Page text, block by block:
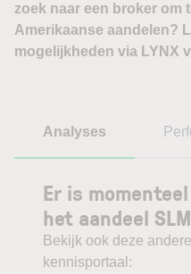
zoek naar een broker om
Amerikaanse aandelen?
mogelijkheden via LYNX
Analyses
Er is
het aandeel
Bekijk ook deze
kennisportaal: